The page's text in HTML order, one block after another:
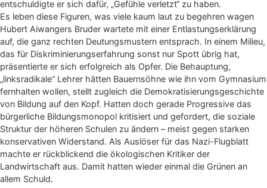
entschuldigte er sich dafür, „Gefühle verletzt“ zu haben.
Es leben diese Figuren, was viele kaum laut zu begehren wagen
Hubert Aiwangers Bruder wartete mit einer Entlastungserklärung
auf, die ganz rechten Deutungsmustern entsprach. In einem Milieu,
das für Diskriminierungserfahrung sonst nur Spott übrig hat,
präsentierte er sich erfolgreich als Opfer. Die Behauptung,
„linksradikale“ Lehrer hätten Bauernsöhne wie ihn vom Gymnasium
fernhalten wollen, stellt zugleich die Demokratisierungsgeschichte
von Bildung auf den Kopf. Hatten doch gerade Progressive das
bürgerliche Bildungsmonopol kritisiert und gefordert, die soziale
Struktur der höheren Schulen zu ändern – meist gegen starken
konservativen Widerstand. Als Auslöser für das Nazi-Flugblatt
machte er rückblickend die ökologischen Kritiker der
Landwirtschaft aus. Damit hatten wieder einmal die Grünen an
allem Schuld.